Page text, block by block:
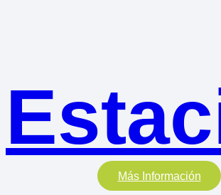
Más Información